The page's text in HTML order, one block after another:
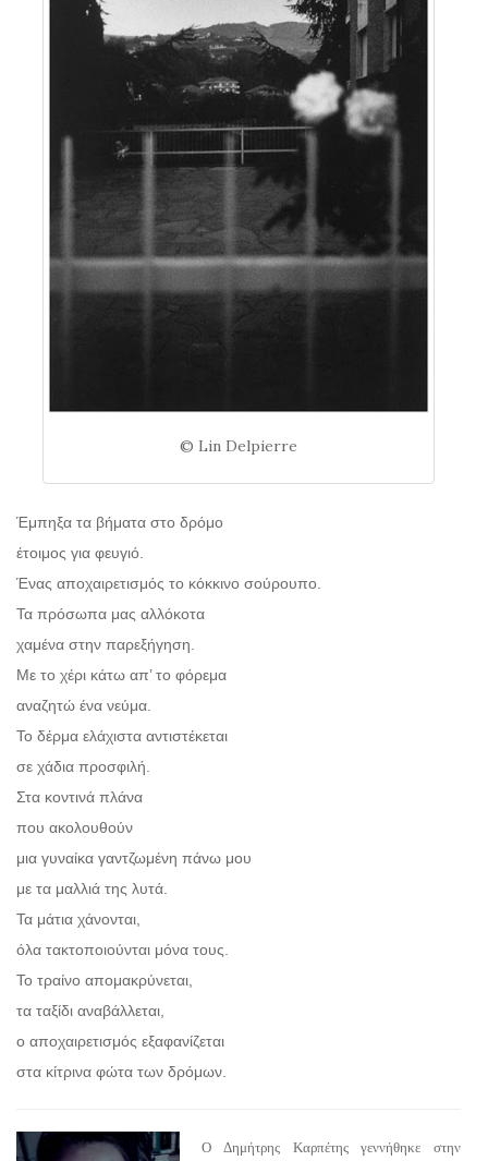
© Lin Delpierre
Έμπηξα τα βήματα στο δρόμο
έτοιμος για φευγιό.
Ένας αποχαιρετισμός το κόκκινο σούρουπο.
Τα πρόσωπα μας αλλόκοτα
χαμένα στην παρεξήγηση.
Με το χέρι κάτω απ’ το φόρεμα
αναζητώ ένα νεύμα.
Το δέρμα ελάχιστα αντιστέκεται
σε χάδια προσφιλή.
Στα κοντινά πλάνα
που ακολουθούν
μια γυναίκα γαντζωμένη πάνω μου
με τα μαλλιά της λυτά.
Τα μάτια χάνονται,
όλα τακτοποιούνται μόνα τους.
Το τραίνο απομακρύνεται,
τα ταξίδι αναβάλλεται,
ο αποχαιρετισμός εξαφανίζεται
στα κίτρινα φώτα των δρόμων.
Ο Δημήτρης Καρπέτης γεννήθηκε στην